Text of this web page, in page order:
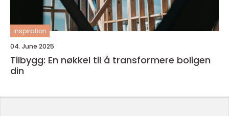
inspiration
04. June 2025
Tilbygg: En nøkkel til å transformere boligen
din